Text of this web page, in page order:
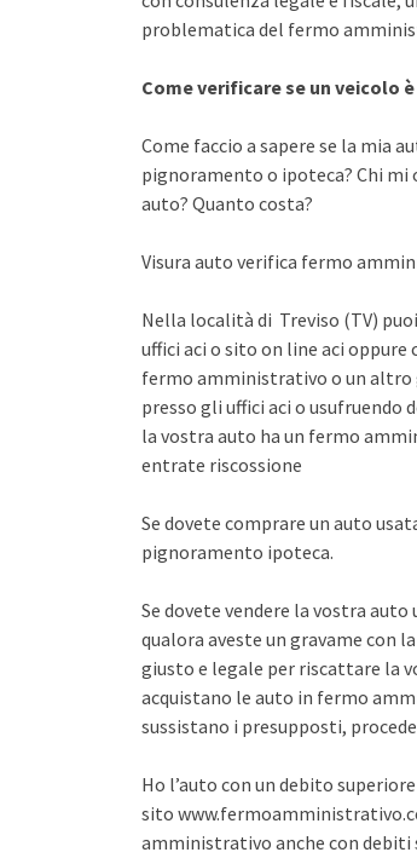
problematica del fermo
Come verificare se un veicolo
Come faccio a sapere se la mia
pignoramento o ipoteca? Chi mi
auto? Quanto costa?
Visura auto verifica fermo
Nella località di Treviso (TV)
uffici aci o sito on line aci oppure
fermo amministrativo o un altro
presso gli uffici aci o usufruendo
la vostra auto ha un fermo
entrate riscossione
Se dovete comprare un auto
pignoramento ipoteca.
Se dovete vendere la vostra
qualora aveste un gravame con
giusto e legale per riscattare la
acquistano le auto in fermo
sussistano i presupposti,
Ho l’auto con un debito
sito
amministrativo anche con debiti